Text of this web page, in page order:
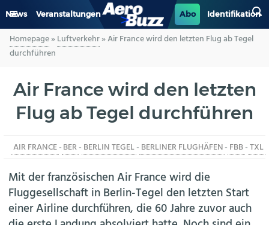
News Veranstaltungen Abo Identifikation
GENERAL AVIATION
LUFTVERKEHR
INDUSTRIE
HELIKOPTER
Homepage»Luftverkehr»Air France wird den letzten Flug ab Tegel
durchführen
Air France wird den letzten
Flug ab Tegel durchführen
AIR FRANCE-BER- BERLIN TEGEL- BERLINER FLUGHÄFEN- FBB-TXL
Mit der französischen Air France wird die
Fluggesellschaft in Berlin-Tegel den letzten Start
einer Airline durchführen, die 60 Jahre zuvor auch